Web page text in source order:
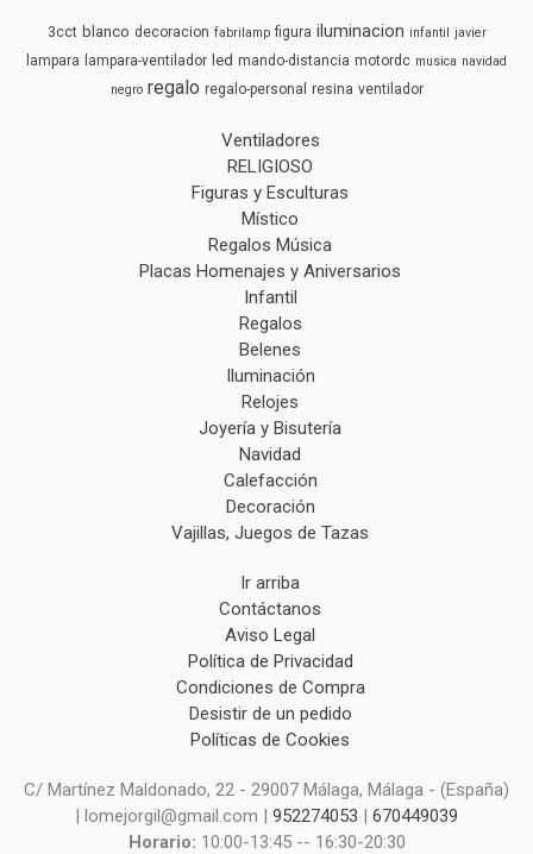
3cct blanco decoracion fabrilamp figura iluminacion infantil javier
lampara lampara-ventilador led mando-distancia motordc musica navidad
negro regalo regalo-personal resina ventilador
Ventiladores
RELIGIOSO
Figuras y Esculturas
Místico
Regalos Música
Placas Homenajes y Aniversarios
Infantil
Regalos
Belenes
Iluminación
Relojes
Joyería y Bisutería
Navidad
Calefacción
Decoración
Vajillas, Juegos de Tazas
Ir arriba
Contáctanos
Aviso Legal
Política de Privacidad
Condiciones de Compra
Desistir de un pedido
Políticas de Cookies
C/ Martínez Maldonado, 22 - 29007 Málaga, Málaga - (España)
| lomejorgil@gmail.com | 952274053 | 670449039
Horario: 10:00-13:45 -- 16:30-20:30